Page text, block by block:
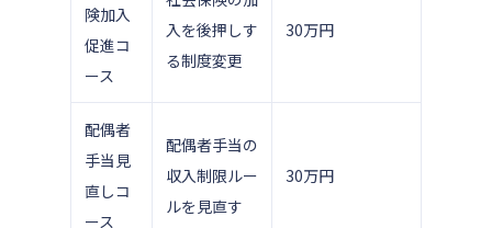
険加入
促進コ
ース
入を後押しす
る制度変更
30万円
配偶者
手当見
直しコ
ース
配偶者手当の
収入制限ルー
ルを見直す
30万円